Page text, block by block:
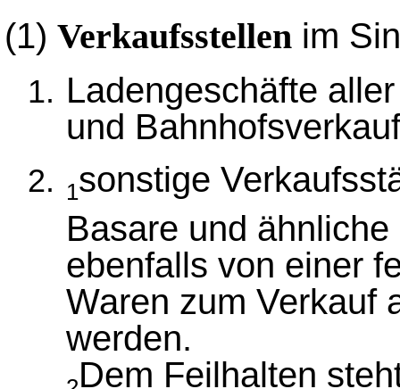
(1) Verkaufsstellenim
Ladengeschäfte
und
1sonstige
Basare und
ebenfalls von einer
Waren zum Verkauf
werden.
Dem Feilhalten